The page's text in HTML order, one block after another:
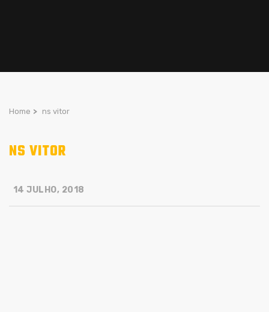
Home > ns vitor
NS VITOR
14 JULHO, 2018